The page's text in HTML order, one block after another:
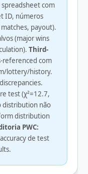
com
ID, números
payout).
(major wins
Third-
referenced com
lottery/history.
test (χ²=12.7,
distribution não
distribution
PWC:
de test